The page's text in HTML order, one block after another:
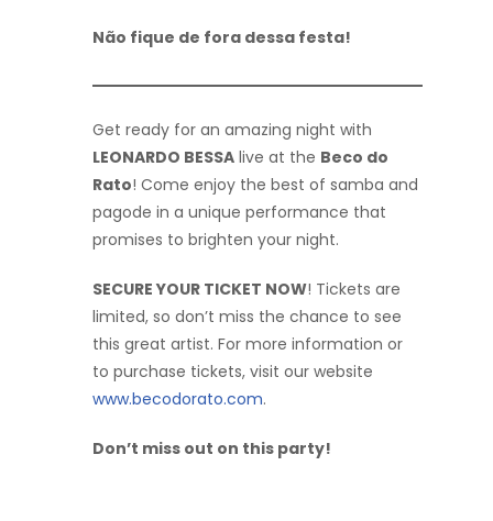
Não fique de fora dessa festa!
Get ready for an amazing night with
LEONARDO BESSA live at the Beco do
Rato! Come enjoy the best of samba and
pagode in a unique performance that
promises to brighten your night.
SECURE YOUR TICKET NOW! Tickets are
limited, so don’t miss the chance to see
this great artist. For more information or
to purchase tickets, visit our website
www.becodorato.com.
Don’t miss out on this party!